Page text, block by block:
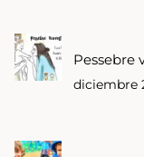
Pessebre
diciembre